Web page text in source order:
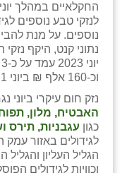
נוספים. על מנת
נתוני קנט, היקף
וכ-160 אלף ₪ ביוני 2021.
נזק חום עיקרי ביוני
האבטיח, מלון,
כגון עגבניות, תירס
לגידולים באזור עמק
הגליל העליון
וכוויות לגידולים
כפר ביאליק
כפר הרי״ף
כפר מישר
כפר מע״ש
כפר מרדכי
כפר סבא (אגרא)